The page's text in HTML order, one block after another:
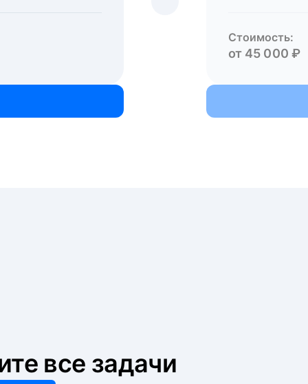
Стоимость:
от 45 000 ₽
все задачи